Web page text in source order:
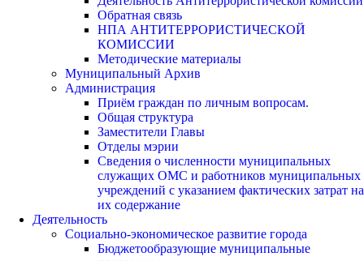
Обратная связь
НПА АНТИТЕРРОРИСТИЧЕСКОЙ
КОМИССИИ
Методические материалы
Муниципальный Архив
Администрация
Приём граждан по личным вопросам.
Общая структура
Заместители Главы
Отделы мэрии
Сведения о численности муниципальных
служащих ОМС и работников муниципальных
учреждений с указанием фактических затрат на
их содержание
Деятельность
Социально-экономическое развитие города
Бюджетообразующие муниципальные